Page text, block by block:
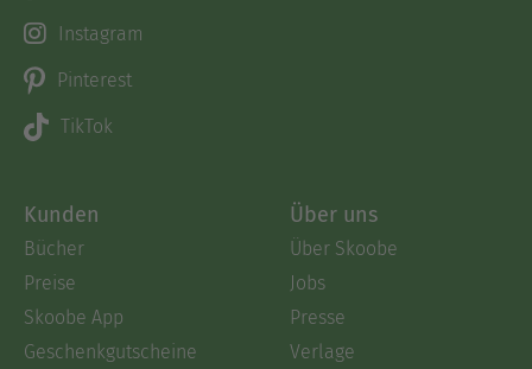
Instagram
Pinterest
TikTok
Kunden
Bücher
Preise
Skoobe App
Geschenkgutscheine
Über uns
Über Skoobe
Jobs
Presse
Verlage